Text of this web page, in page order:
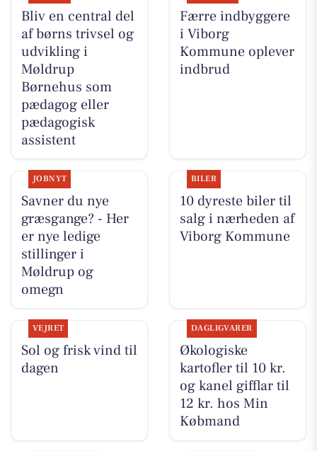
Bliv en central del
af børns trivsel og
udvikling i
Møldrup
Børnehus som
pædagog eller
pædagogisk
assistent
Færre indbyggere
i Viborg
Kommune oplever
indbrud
JOBNYT
Savner du nye
græsgange? - Her
er nye ledige
stillinger i
Møldrup og
omegn
BILER
10 dyreste biler til
salg i nærheden af
Viborg Kommune
VEJRET
Sol og frisk vind til
dagen
DAGLIGVARER
Økologiske
kartofler til 10 kr.
og kanel gifflar til
12 kr. hos Min
Købmand